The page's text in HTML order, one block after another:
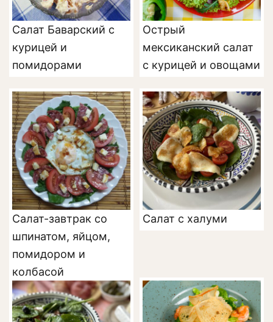
Салат Баварский с
курицей и
помидорами
Острый
мексиканский салат
с курицей и овощами
Салат-завтрак со
шпинатом, яйцом,
помидором и
колбасой
Салат с халуми